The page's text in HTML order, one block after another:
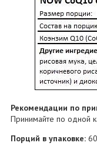
Рекомендации по
Принимайте по одной
Порций в упаковке: